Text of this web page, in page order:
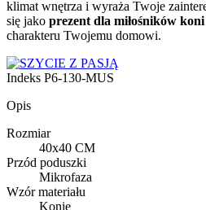
klimat wnętrza i wyraża Twoje
się jako prezent dla miłośników koni
charakteru Twojemu domowi.
Indeks P6-130-MUS
Opis
Rozmiar
40x40 CM
Przód poduszki
Mikrofaza
Wzór materiału
Konie